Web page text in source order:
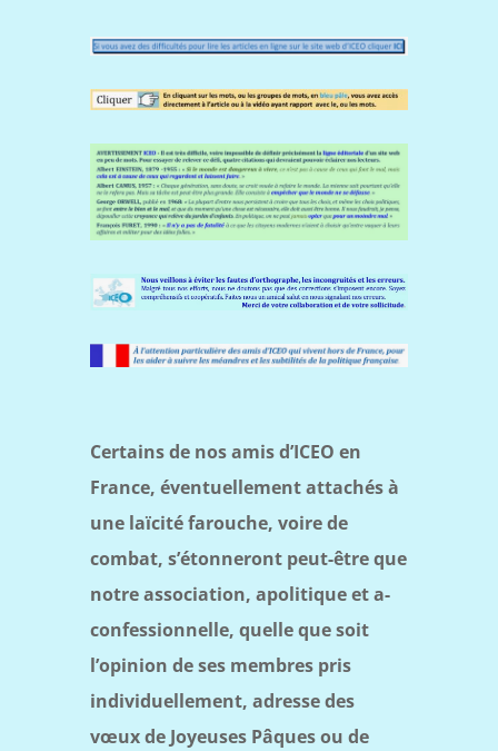
Certains de nos amis d’ICEO en
France, éventuellement attachés à
une laïcité farouche, voire de
combat, s’étonneront peut-être que
notre association, apolitique et a-
confessionnelle, quelle que soit
l’opinion de ses membres pris
individuellement, adresse des
vœux de Joyeuses Pâques ou de